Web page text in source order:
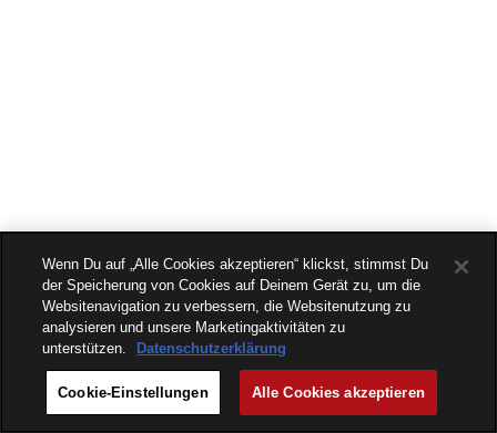
Wenn Du auf „Alle Cookies akzeptieren“ klickst, stimmst Du
der Speicherung von Cookies auf Deinem Gerät zu, um die
Websitenavigation zu verbessern, die Websitenutzung zu
analysieren und unsere Marketingaktivitäten zu
unterstützen.
Datenschutzerklärung
Cookie-Einstellungen Alle Cookies akzeptieren